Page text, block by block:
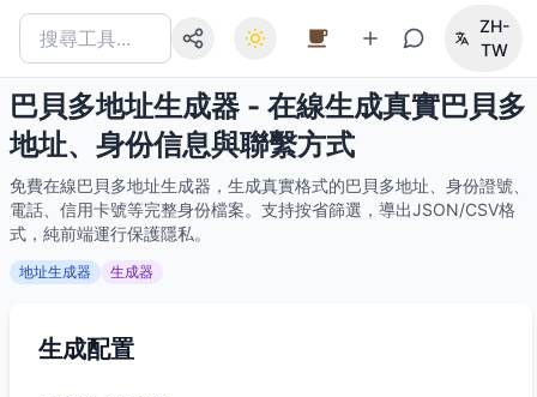
ZH-
TW
巴貝多地址生成器 - 在線生成真實巴貝多
地址、身份信息與聯繫方式
免費在線巴貝多地址生成器，生成真實格式的巴貝多地址、身份證號、
電話、信用卡號等完整身份檔案。支持按省篩選，導出JSON/CSV格
式，純前端運行保護隱私。
地址生成器 生成器
生成配置